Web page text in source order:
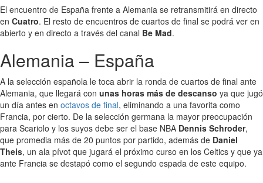
El encuentro de España frente a Alemania se retransmitirá en directo
en Cuatro. El resto de encuentros de cuartos de final se podrá ver en
abierto y en directo a través del canal Be Mad.
Alemania – España
A la selección española le toca abrir la ronda de cuartos de final ante
Alemania, que llegará con unas horas más de descanso ya que jugó
un día antes en octavos de final, eliminando a una favorita como
Francia, por cierto. De la selección germana la mayor preocupación
para Scariolo y los suyos debe ser el base NBA Dennis Schroder,
que promedia más de 20 puntos por partido, además de Daniel
Theis, un ala pívot que jugará el próximo curso en los Celtics y que ya
ante Francia se destapó como el segundo espada de este equipo.